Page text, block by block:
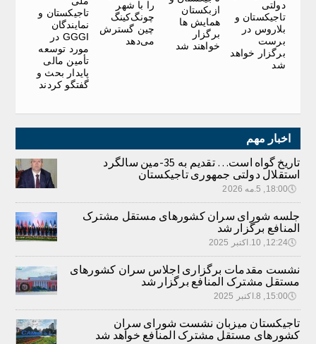
دولتی
تاجیکستان و
بلاروس در
برست
برگزار خواهد
شد
ازبکستان
همایش ها
برگزار
خواهند شد
را با شهر
چونگ‌کینگ
چین گسترش
می‌دهد
تاجیکستان و
نمایندگان
GGGI در
مورد توسعه
تأمین مالی
پایدار بحث و
گفتگو کردند
اخبار مهم
تاریخ گواه است… تقدیم به 35-مین سالگرد
استقلال دولتی جمهوری تاجیکستان
🕔18:00, 5.مه 2026
جلسه شورای سران کشورهای مستقل مشترک
المنافع برگزار شد
🕔12:24, 10.اکتبر 2025
نشست مقدمات برگزاری اجلاس سران کشورهای
مستقل مشترک المنافع برگزار شد
🕔15:00, 8.اکتبر 2025
تاجیکستان میزبان نشست شورای سران
کشورهای مستقل مشترک المنافع خواهد شد